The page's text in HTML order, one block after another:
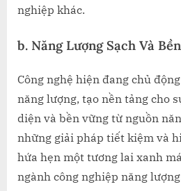
nghiệp khác.
b. Năng Lượng Sạch Và
Công nghệ hiện đang chủ
năng lượng, tạo nền tảng cho
diện và bền vững từ nguồn
những giải pháp tiết kiệm và
hứa hẹn một tương lai xanh
ngành công nghiệp năng